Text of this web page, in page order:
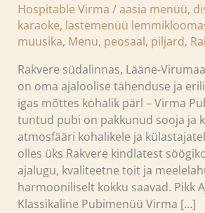
Hospitable Virma /aasia menüü,
karaoke, lastemenüü
muusika, Menu, peosaal, piljard,
Rakvere südalinnas, Lääne-
on oma ajaloolise tähenduse ja
igas mõttes kohalik pärl – Virma
tuntud pubi on pakkunud sooja ja
atmosfääri kohalikele ja
olles üks Rakvere kindlatest
ajalugu, kvaliteetne toit ja
harmooniliselt kokku saavad. Pikk
Klassikaline Pubimenüü Virma […]